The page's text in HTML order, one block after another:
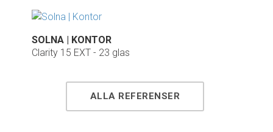
SOLNA | KONTOR
Clarity 15 EXT - 23 glas
ALLA REFERENSER